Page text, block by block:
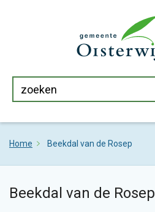
Home Beekdal van de Rosep
Beekdal van de Rosep